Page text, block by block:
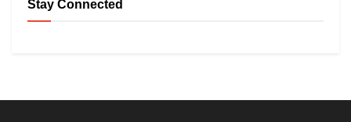
Stay Connected